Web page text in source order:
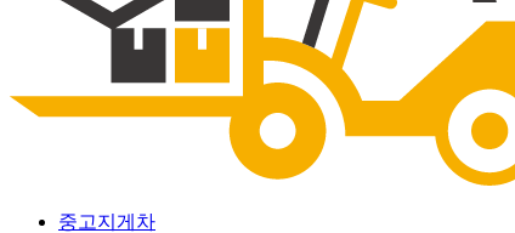
중고지게차